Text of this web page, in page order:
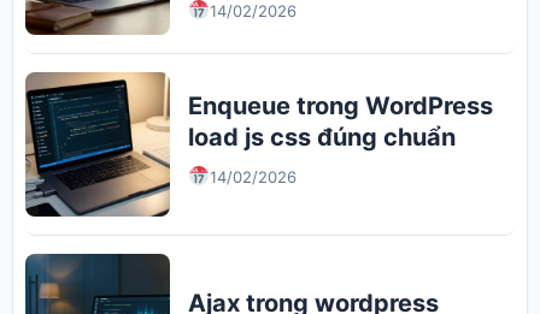
14/02/2026
Enqueue trong WordPress
load js css đúng chuẩn
14/02/2026
Ajax trong wordpress